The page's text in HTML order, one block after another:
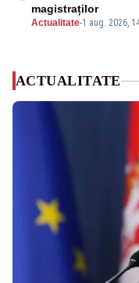
Actualitate-1 aug. 2026,
magistraților
ACTUALITATE